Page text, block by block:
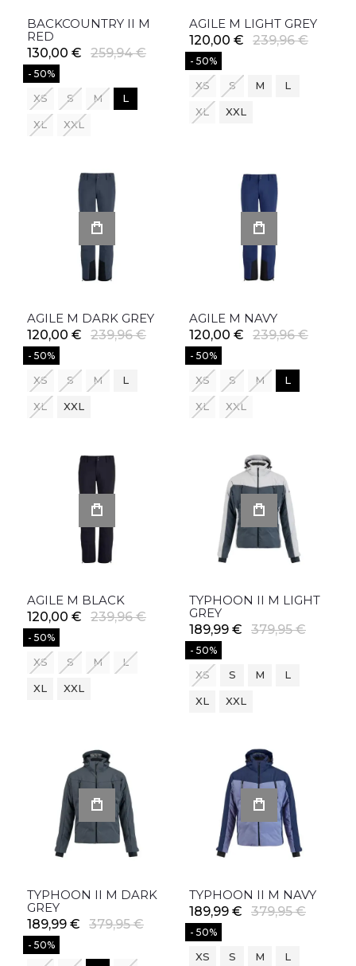
BACKCOUNTRY II M
RED
130,00 €
259,94 €
- 50%
XS S M L
XL XXL
AGILE M LIGHT GREY
120,00 €
239,96 €
- 50%
XS S M L
XL XXL
AGILE M DARK GREY
120,00 €
239,96 €
- 50%
XS S M L
XL XXL
AGILE M NAVY
120,00 €
239,96 €
- 50%
XS S M L
XL XXL
AGILE M BLACK
120,00 €
239,96 €
- 50%
XS S M L
XL XXL
TYPHOON II M LIGHT
GREY
189,99 €
379,95 €
- 50%
XS S M L
XL XXL
TYPHOON II M DARK
GREY
189,99 €
379,95 €
- 50%
TYPHOON II M NAVY
189,99 €
379,95 €
- 50%
XS S M L